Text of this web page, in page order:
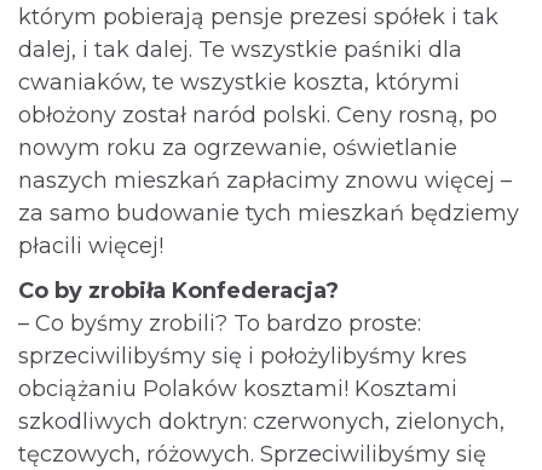
którym pobierają pensje prezesi spółek i tak
dalej, i tak dalej. Te wszystkie paśniki dla
cwaniaków, te wszystkie koszta, którymi
obłożony został naród polski. Ceny rosną, po
nowym roku za ogrzewanie, oświetlanie
naszych mieszkań zapłacimy znowu więcej –
za samo budowanie tych mieszkań będziemy
płacili więcej!
Co by zrobiła Konfederacja?
– Co byśmy zrobili? To bardzo proste:
sprzeciwilibyśmy się i położylibyśmy kres
obciążaniu Polaków kosztami! Kosztami
szkodliwych doktryn: czerwonych, zielonych,
tęczowych, różowych. Sprzeciwilibyśmy się